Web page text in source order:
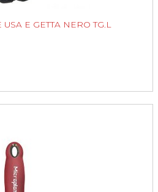
E GETTA NERO TG.L